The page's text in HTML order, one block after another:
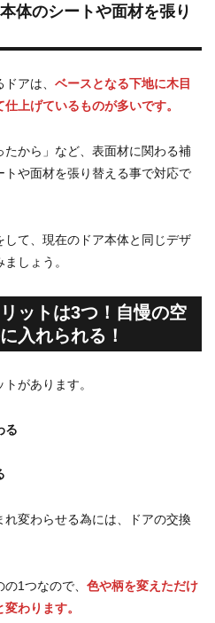
体のシートや面材を張り
アは、 ベースとなる下地に木目
上げているものが多いです。
から」など、表面材に関わる補
や面材を張り替える事で対応で
て、現在のドア本体と同じデザ
しょう。
ットは3つ！自慢の空
入れられる！
があります。
る
変わらせる為には、ドアの交換
1つなので、 色や柄を変えただけ
わります。